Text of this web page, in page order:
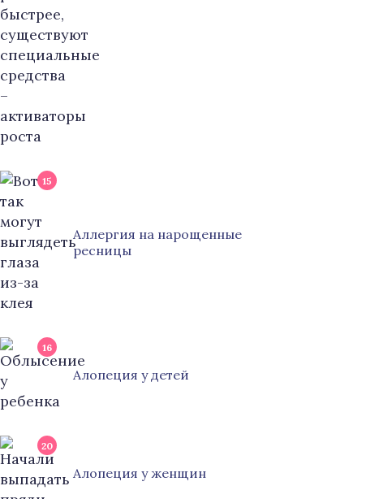
15
Аллергия на нарощенные
ресницы
16
Алопеция у детей
20
Алопеция у женщин